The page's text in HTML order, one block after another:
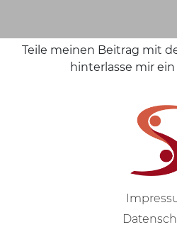
Teile meinen Beitrag mit
hinterlasse mir